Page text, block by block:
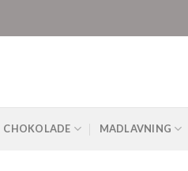
CHOKOLADE MADLAVNING